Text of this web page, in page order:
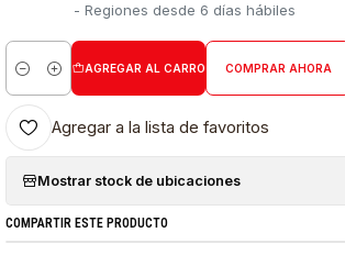
- Regiones desde 6 días hábiles
Cantidad
AGREGAR AL CARRO COMPRAR AHORA
Agregar a la lista de favoritos
Mostrar stock de ubicaciones
COMPARTIR ESTE PRODUCTO